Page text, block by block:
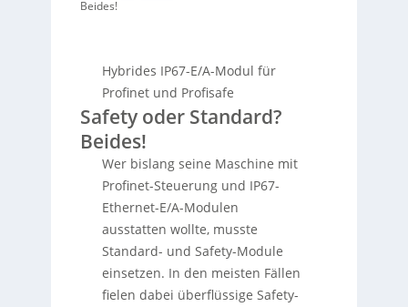
Beides!
Hybrides IP67-E/A-Modul für
Profinet und Profisafe
Safety oder Standard?
Beides!
Wer bislang seine Maschine mit
Profinet-Steuerung und IP67-
Ethernet-E/A-Modulen
ausstatten wollte, musste
Standard- und Safety-Module
einsetzen. In den meisten Fällen
fielen dabei überflüssige Safety-